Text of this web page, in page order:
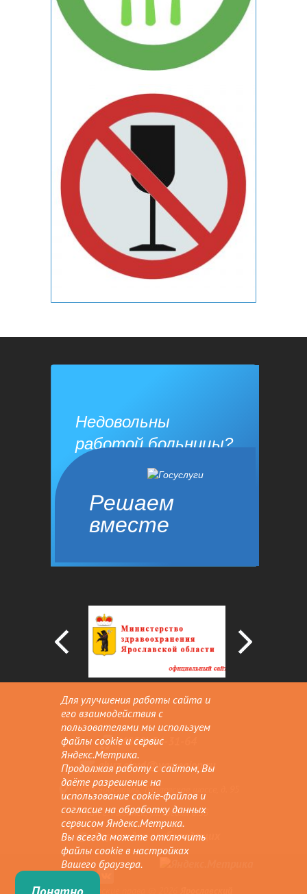
Решаем
вместе
Недовольны
работой больницы?
Сообщить о проблеме
(4852) 54-31-64
gbuz.okvd@yarregion.ru
РФ, г.Ярославль, Тутаевское шоссе, д. 95
«а», г. Рыбинск, ул. Гоголя д.35
Версия для слабовидящих
Авторские права © 2026
Для улучшения работы сайта и
его взаимодействия с
пользователями мы используем
файлы cookie и сервис
Яндекс.Метрика.
Продолжая работу с сайтом, Вы
даёте разрешение на
использование cookie-файлов и
согласие на обработку данных
сервисом Яндекс.Метрика.
Вы всегда можете отключить
файлы cookie в настройках
Вашего браузера.